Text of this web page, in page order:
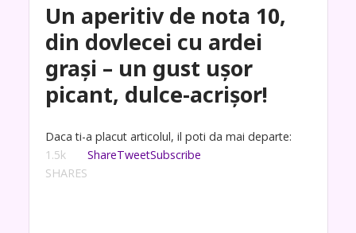
Un aperitiv de nota 10,
din dovlecei cu ardei
grași – un gust ușor
picant, dulce-acrișor!
Daca ti-a placut articolul, il poti da mai departe:
1.5k
SHARES
ShareTweetSubscribe